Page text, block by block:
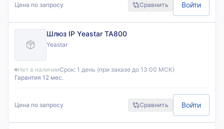
Цена по запросу Сравнить Войти
Шлюз IP Yeastar TA800
Yeastar
Нет в наличииСрок: 1 день (при заказе до 13:00 МСК)
Гарантия 12 мес.
Цена по запросу Сравнить Войти